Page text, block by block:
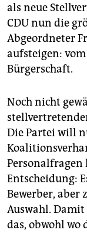
als neue
CDU nun die
Abgeordneter
aufsteigen:
Bürgerschaft.
Noch nicht
Die Partei will
Entscheidung:
Bewerber, aber
Auswahl.
das, obwohl wo